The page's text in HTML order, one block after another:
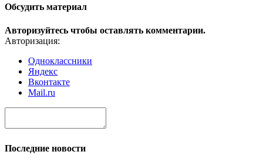
Обсудить материал
Авторизуйтесь чтобы оставлять комментарии.
Авторизация:
Одноклассники
Яндекс
Вконтакте
Mail.ru
Последние новости